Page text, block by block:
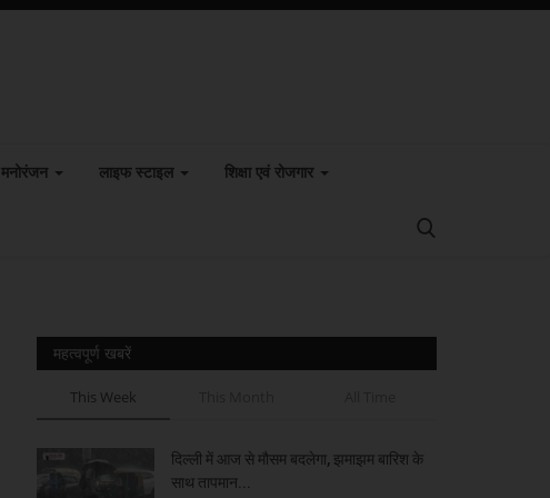
मनोरंजन लाइफ स्टाइल शिक्षा एवं रोजगार
महत्वपूर्ण खबरें
This Week
दिल्ली में आज से मौसम बदलेगा, झमाझम बारिश के
साथ तापमान...